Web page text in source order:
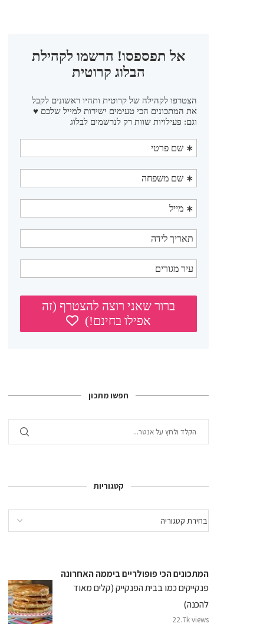
חפשו מתכון
קטגוריות
המתכונים הכי פופולריים ביממה האחרונה
פנקייקים כמו בבית הפנקייק (קלים מאוד
להכנה)
22.7k views